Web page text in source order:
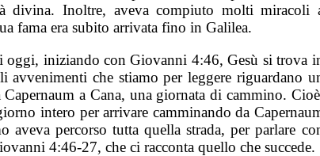
divina. Inoltre, aveva compiuto molti miracoli
fama era subito arrivata fino in Galilea.
oggi, iniziando con Giovanni 4:46, Gesù si trova
avvenimenti che stiamo per leggere riguardano
a Cana, una giornata di cammino.
intero per arrivare camminando da
aveva percorso tutta quella strada, per parlare
4:46-27, che ci racconta quello che succede.